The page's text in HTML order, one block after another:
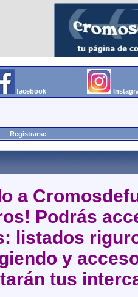
facebook
Registrarse
a
Podrás
listados
y
tus